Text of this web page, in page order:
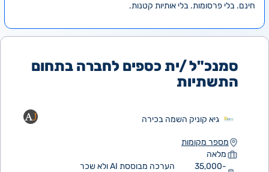
חינם. בלי פרסומות. בלי אותיות קטנות.
סמנכ"ל /ית כספים לחברה בתחום
התשתיות
גיא קוניק השמה בכירה
מספר מקומות
מלאה
35,000-
הערכה מבוססת AI ולא שכר